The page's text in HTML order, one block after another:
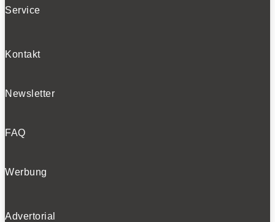
Service
Kontakt
Newsletter
FAQ
Werbung
Advertorial